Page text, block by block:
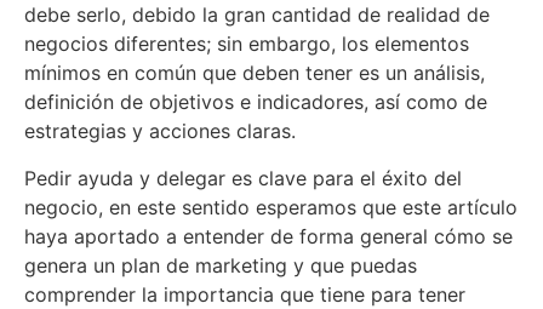
debe serlo, debido la gran cantidad de realidad de
negocios diferentes; sin embargo, los elementos
mínimos en común que deben tener es un análisis,
definición de objetivos e indicadores, así como de
estrategias y acciones claras.
Pedir ayuda y delegar es clave para el éxito del
negocio, en este sentido esperamos que este artículo
haya aportado a entender de forma general cómo se
genera un plan de marketing y que puedas
comprender la importancia que tiene para tener